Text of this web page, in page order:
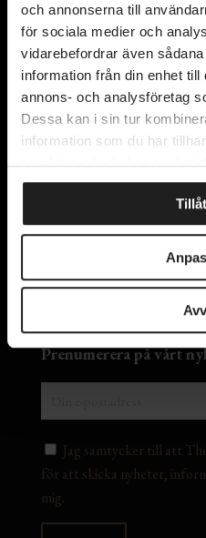
och annonserna till
för sociala medier och
vidarebefordrar även
information från din enhet
annons- och analysföretag
Dessa kan i sin tur
information som du har
samlat in när du har använt
Kyrkogatan 11
411 15 Göteborg
Karta
Om oss
Prenumerera på vårt
Jag samtycker till att
för att skicka nyheter,
mig.